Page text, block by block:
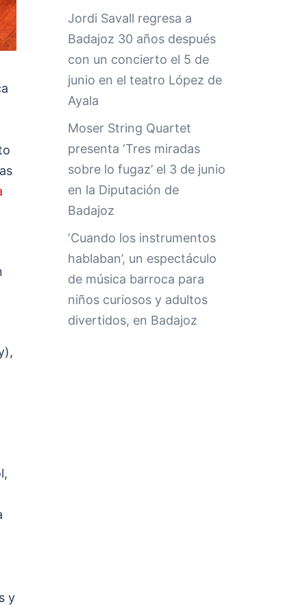
y
Jordi Savall regresa a
Badajoz 30 años después
con un concierto el 5 de
junio en el teatro López de
Ayala
Moser String Quartet
presenta ‘Tres miradas
sobre lo fugaz’ el 3 de junio
en la Diputación de
Badajoz
‘Cuando los instrumentos
hablaban’, un espectáculo
de música barroca para
niños curiosos y adultos
divertidos, en Badajoz